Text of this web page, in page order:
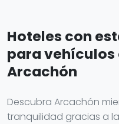
Hoteles con
para vehículos
Arcachón
Descubra Arcachón
tranquilidad gracias a